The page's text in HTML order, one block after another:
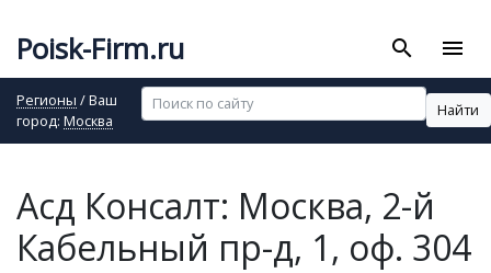
Poisk-Firm.ru search menu
Регионы / Ваш
город: Москва
Найти
Асд Консалт: Москва, 2-й
Кабельный пр-д, 1, оф. 304